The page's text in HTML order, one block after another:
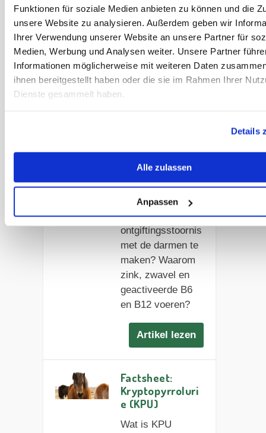
Funktionen für soziale Medien anbieten zu können und die
unsere Website zu analysieren. Außerdem geben wir
Ihrer Verwendung unserer Website an unsere Partner für
Medien, Werbung und Analysen weiter. Unsere Partner
Informationen möglicherweise mit weiteren Daten
ihnen bereitgestellt haben oder die sie im Rahmen Ihrer
Dienste gesammelt haben.
Details
Alle zulassen
Anpassen
nutriëntenvoorzien
ing met elkaar
samenhangen.
Artikel lezen
ontgiftingsstoor
We leggen uit wat
een KPU is. Wat
heeft de
ontgiftingsstoornis
met de darmen te
maken? Waarom
zink, zwavel en
geactiveerde B6
en B12 voeren?
Artikel lezen
Factsheet:
Kryptopyrroluri
e (KPU)
Wat is KPU